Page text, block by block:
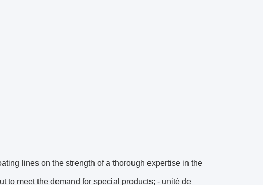
lines on the strength of a thorough expertise in the
to meet the demand for special products; - unité de